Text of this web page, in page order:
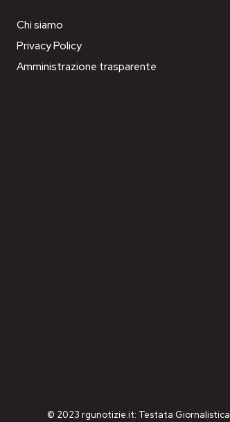
Chi siamo
Privacy Policy
Amministrazione trasparente
© 2023 rgunotizie.it: Testata Giornalistica